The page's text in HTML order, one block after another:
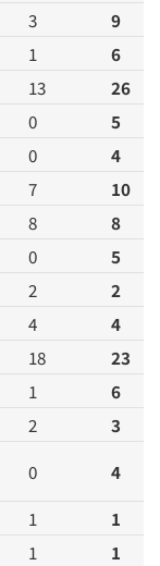
3
9
1
6
13
26
0
5
0
4
7
10
8
8
0
5
2
2
4
4
18
23
1
6
2
3
0
4
1
1
1
1